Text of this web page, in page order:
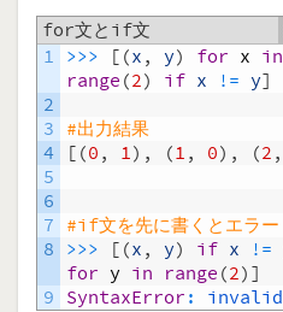
for文とif文
1
2
3
4
5
6
7
8
9
>>> [(x, y) for x in
range(2) if x != y]
#出力結果
[(0, 1) , (1, 0) , (2,
#if文を先に書くとエラー
>>> [(x, y) if x !=
for y in range(2)]
SyntaxError: invalid